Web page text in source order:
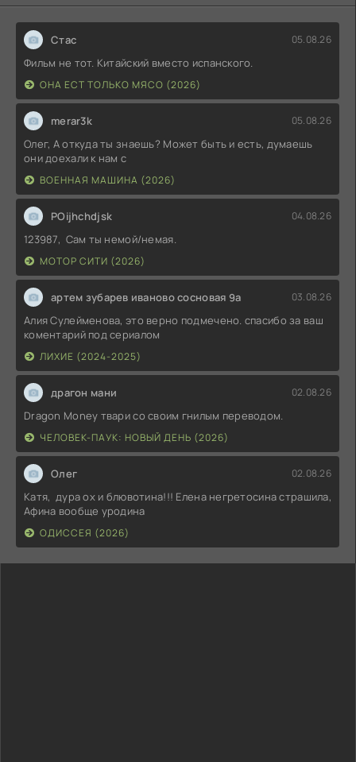
Стас 05.08.26
Фильм не тот. Китайский вместо испанского.
ОНА ЕСТ ТОЛЬКО МЯСО (2026)
merar3k 05.08.26
Олег, А откуда ты знаешь? Может быть и есть, думаешь
они доехали к нам с
ВОЕННАЯ МАШИНА (2026)
POijhchdjsk 04.08.26
123987, Сам ты немой/немая.
МОТОР СИТИ (2026)
артем зубарев иваново сосновая 9а 03.08.26
Алия Сулейменова, это верно подмечено. спасибо за ваш
коментарий под сериалом
ЛИХИЕ (2024-2025)
драгон мани 02.08.26
Dragon Money твари со своим гнилым переводом.
ЧЕЛОВЕК-ПАУК: НОВЫЙ ДЕНЬ (2026)
Олег 02.08.26
Катя, дура ох и блювотина!!! Елена негретосина страшила,
Афина вообще уродина
ОДИССЕЯ (2026)